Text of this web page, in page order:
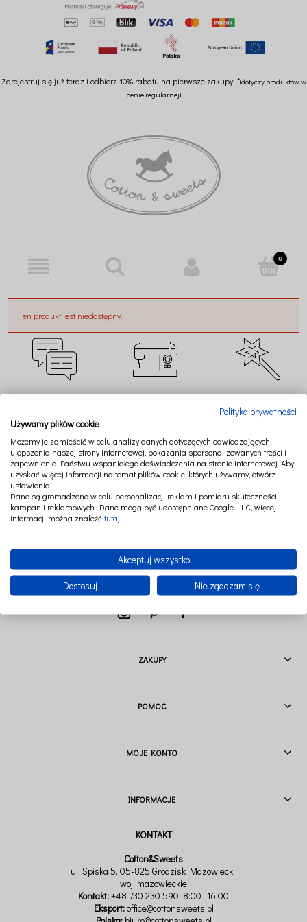
Zarejestruj się już teraz i odbierz 10% rabatu na pierwsze zakupy! *(dotyczy produktów w
cenie regularnej)
Ten produkt jest niedostępny.
BEZPIECZNE
PŁATNOŚCI
RATY LUB PAYPO NAJWYŻSZA JAKOŚĆ
ZAKUPY
POMOC
MOJE KONTO
INFORMACJE
Cotton&Sweets
ul. Spiska 5, 05-825 Grodzisk Mazowiecki,
woj. mazowieckie
Kontakt:+48 730 230 590, 8:00- 16:00
Eksport:office@cottonsweets.pl
Polityka prywatności
Używamy plików cookie
Możemy je zamieścić w celu analizy danych dotyczących odwiedzających,
ulepszenia naszej strony internetowej, pokazania spersonalizowanych treści i
zapewnienia Państwu wspaniałego doświadczenia na stronie internetowej. Aby
uzyskać więcej informacji na temat plików cookie, których używamy, otwórz
ustawienia.
Dane są gromadzone w celu personalizacji reklam i pomiaru skuteczności
kampanii reklamowych. Dane mogą być udostępniane Google LLC, więcej
informacji można znaleźć tutaj
Akceptuj wszystko
Dostosuj Nie zgadzam się